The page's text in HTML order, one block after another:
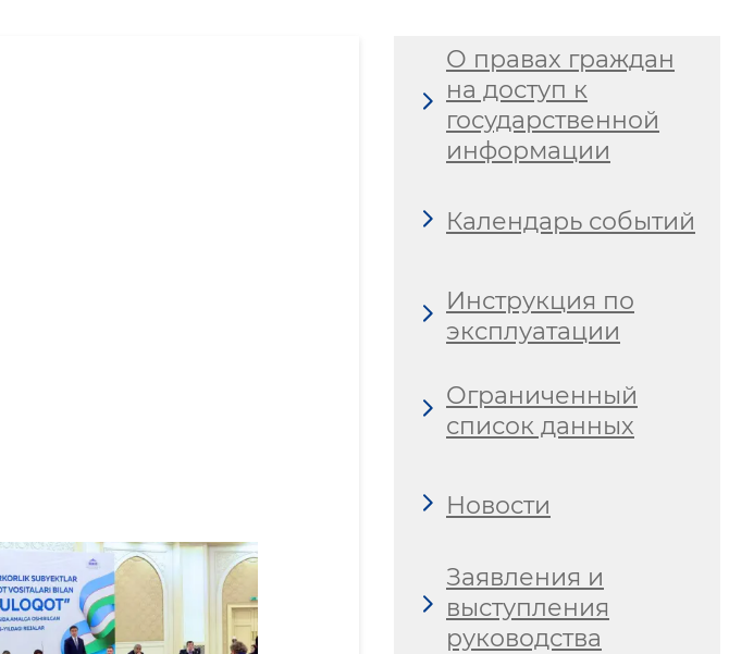
О правах граждан
на доступ к
государственной
информации
Календарь событий
Инструкция по
эксплуатации
Ограниченный
список данных
Новости
Заявления и
выступления
руководства